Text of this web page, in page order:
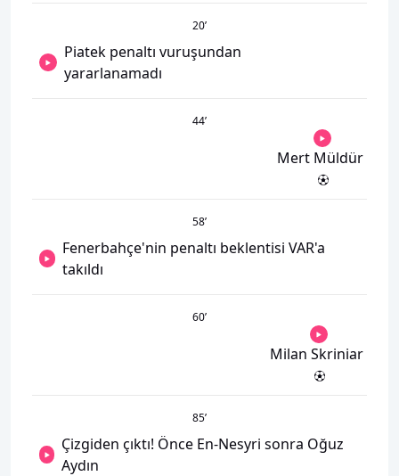
20’
Piatek penaltı vuruşundan
yararlanamadı
44’
Mert Müldür
58’
Fenerbahçe'nin penaltı beklentisi VAR'a
takıldı
60’
Milan Skriniar
85’
Çizgiden çıktı! Önce En-Nesyri sonra Oğuz
Aydın